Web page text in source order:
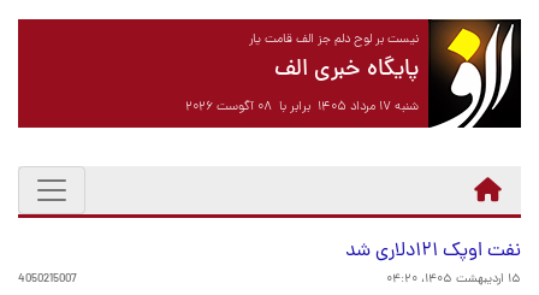
نیست بر لوح دلم جز الف قامت یار
پایگاه خبری الف
شنبه ۱۷ مرداد ۱۴۰۵ برابر با ۰۸ آگوست ۲۰۲۶
نفت اوپک ۱۲۱دلاری شد
۱۵ اردیبهشت ۱۴۰۵، ۰۴:۲۰ 4050215007